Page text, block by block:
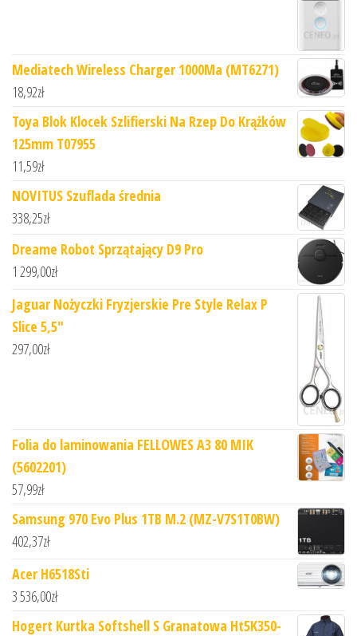
Mediatech Wireless Charger 1000Ma (MT6271)
18,92zł
Toya Blok Klocek Szlifierski Na Rzep Do Krążków
125mm T07955
11,59zł
NOVITUS Szuflada średnia
338,25zł
Dreame Robot Sprzątający D9 Pro
1 299,00zł
Jaguar Nożyczki Fryzjerskie Pre Style Relax P
Slice 5,5"
297,00zł
Folia do laminowania FELLOWES A3 80 MIK
(5602201)
57,99zł
Samsung 970 Evo Plus 1TB M.2 (MZ-V7S1T0BW)
402,37zł
Acer H6518Sti
3 536,00zł
Hogert Kurtka Softshell S Granatowa Ht5K350-